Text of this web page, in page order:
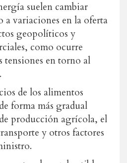
suelen cambiar
a variaciones en la oferta
geopolíticos y
como ocurre
tensiones en torno al
de los alimentos
forma más gradual
producción agrícola, el
y otros factores